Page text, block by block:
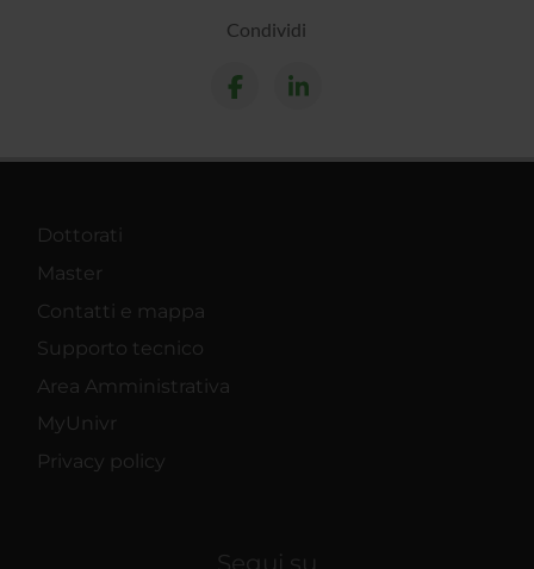
Condividi
Dottorati
Master
Contatti e mappa
Supporto tecnico
Area Amministrativa
MyUnivr
Privacy policy
Segui su